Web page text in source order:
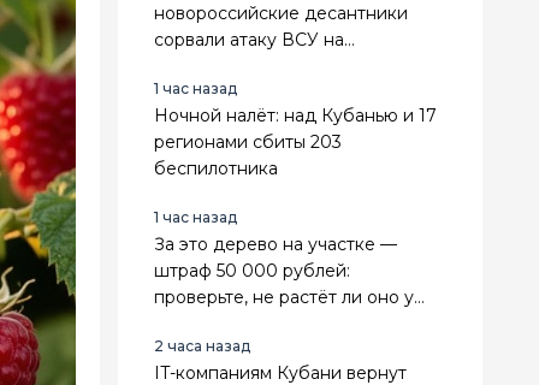
новороссийские десантники
сорвали атаку ВСУ на
1 час назад
Ночной налёт: над Кубанью и 17
регионами сбиты 203
беспилотника
1 час назад
За это дерево на участке —
штраф 50 000 рублей:
проверьте, не растёт ли оно у
2 часа назад
IT-компаниям Кубани вернут